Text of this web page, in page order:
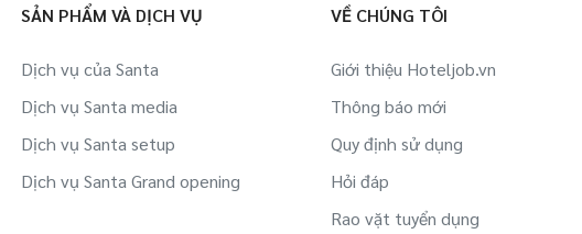
Việc làm Việc làm sinh viên tại Kiên
Việc làm Bán hàng online tại Kiên Giang
Giang
Việc làm Công ty Du lịch, lữ hành,
phòng vé tại Kiên Giang
Việc làm Hàng không/ Sân bay tại Kiên
Giang
SẢN PHẨM VÀ DỊCH VỤ
Dịch vụ của Santa
Dịch vụ Santa media
Dịch vụ Santa setup
Dịch vụ Santa Grand opening
VỀ CHÚNG TÔI
Giới thiệu Hoteljob.vn
Thông báo mới
Quy định sử dụng
Hỏi đáp
Rao vặt tuyển dụng